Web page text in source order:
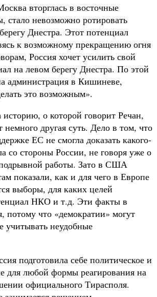
вторглась в восточные
стало невозможно ротировать
Днестра. Этот потенциал
к возможному прекращению огня
Россия хочет усилить свой
на левом берегу Днестра. По этой
администрация в Кишиневе,
это возможным».
историю, о которой говорит Речан,
немного другая суть. Дело в том, что
ЕС не смогла доказать какого-
со стороны России, не говоря уже о
подрывной работы. Зато в США
показали, как и для чего в Европе
выборы, для каких целей
НКО и т.д. Эти факты в
потому что «демократии» могут
учитывать неудобные
подготовила себе политическое и
для любой формы реагирования на
официального Тирасполя.